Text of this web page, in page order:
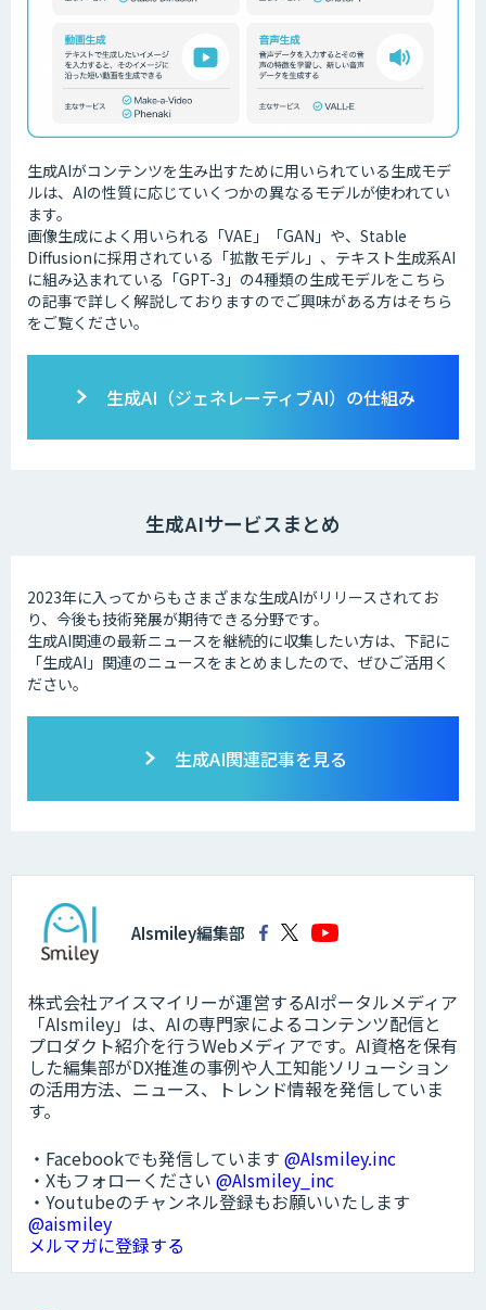
生成AIがコンテンツを生み出すために用いられている生成モデ
ルは、AIの性質に応じていくつかの異なるモデルが使われてい
ます。
画像生成によく用いられる「VAE」「GAN」や、Stable
Diffusionに採用されている「拡散モデル」、テキスト生成系AI
に組み込まれている「GPT-3」の4種類の生成モデルをこちら
の記事で詳しく解説しておりますのでご興味がある方はそちら
をご覧ください。
生成AI（ジェネレーティブAI）の仕組み
生成AIサービスまとめ
2023年に入ってからもさまざまな生成AIがリリースされてお
り、今後も技術発展が期待できる分野です。
生成AI関連の最新ニュースを継続的に収集したい方は、下記に
「生成AI」関連のニュースをまとめましたので、ぜひご活用く
ださい。
生成AI関連記事を見る
AIsmiley編集部
株式会社アイスマイリーが運営するAIポータルメディア
「AIsmiley」は、AIの専門家によるコンテンツ配信と
プロダクト紹介を行うWebメディアです。AI資格を保有
した編集部がDX推進の事例や人工知能ソリューション
の活用方法、ニュース、トレンド情報を発信していま
す。
・Facebookでも発信しています @AIsmiley.inc
・Xもフォローください @AIsmiley_inc
・Youtubeのチャンネル登録もお願いいたします
@aismiley
メルマガに登録する